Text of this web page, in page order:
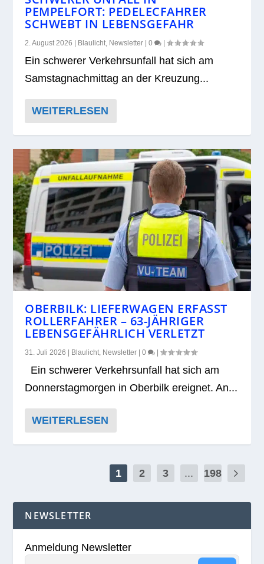
PEMPELFORT: PEDELECFAHRER
SCHWEBT IN LEBENSGEFAHR
2. August 2026 | Blaulicht Newsletter |0 |
Ein schwe­rer Ver­kehrs­un­fall hat sich am
Sams­tag­nach­mit­tag an der Kreu­zung...
WEITERLESEN
OBERBILK: LIEFERWAGEN ERFASST
ROLLERFAHRER – 63-JÄHRIGER
LEBENSGEFÄHRLICH VERLETZT
31. Juli 2026 Blaulicht, Newsletter |0 |
Ein schwe­rer Ver­kehrs­un­fall hat sich am
Don­ners­tag­mor­gen in Ober­bilk ereig­net. An...
WEITERLESEN
1 2 3 ... 198
NEWSLETTER
Anmeldung Newsletter